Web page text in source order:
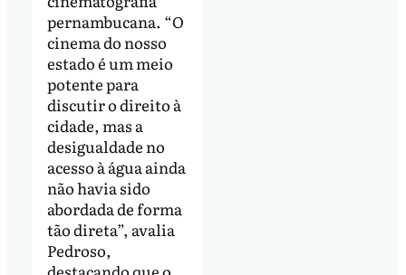
pernambucana. “O
cinema do nosso
estado é um meio
potente para
discutir o direito à
cidade, mas a
desigualdade no
acesso à água ainda
não havia sido
abordada de forma
tão direta”, avalia
Pedroso,